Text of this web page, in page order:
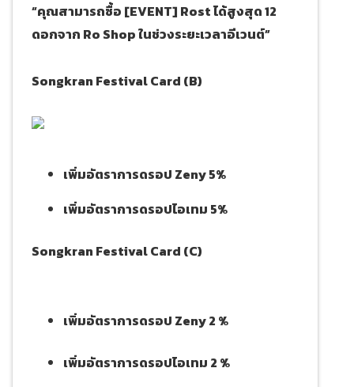
“คุณสามารถซื้อ [EVENT] Rost ได้สูงสุด 12
ดอกจาก Ro Shop ในช่วงระยะเวลาอีเวนต์”
Songkran Festival Card (B)
เพิ่มอัตราการดรอป Zeny 5%
เพิ่มอัตราการดรอปไอเทม 5%
Songkran Festival Card (C)
เพิ่มอัตราการดรอป Zeny 2 %
เพิ่มอัตราการดรอปไอเทม 2 %